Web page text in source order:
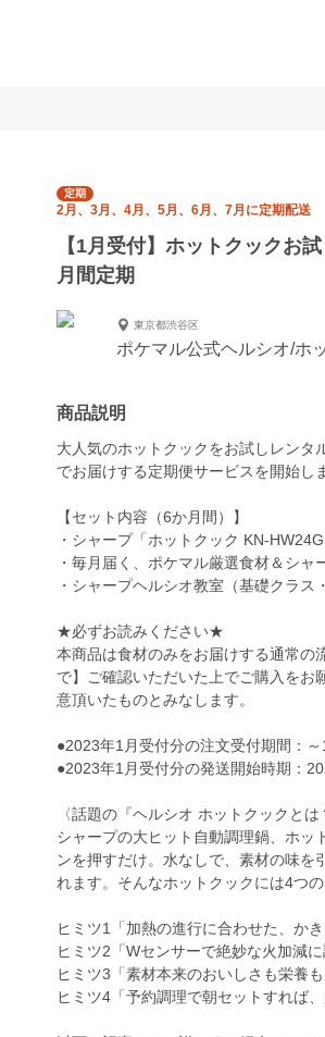
定期
2月、3月、4月、5月、6月、7月に定期配送
【1月受付】ホットクックお
月間定期
東京都渋谷区
ポケマル公式ヘルシオ/ホ
商品説明
大人気のホットクックをお試しレンタ
でお届けする定期便サービスを開始し
【セット内容（6か月間）】
・シャープ「ホットクック KN-
・毎月届く、ポケマル厳選食材＆シャ
・シャープヘルシオ教室（基礎クラス
★必ずお読みください★
本商品は食材のみをお届けする通常の
で】ご確認いただいた上でご購入をお
意頂いたものとみなします。
●2023年1月受付分の注文受付期間：
●2023年1月受付分の発送開始時期：
〈話題の『ヘルシオ ホットクックとは
シャープの大ヒット自動調理鍋、ホッ
ンを押すだけ。水なしで、素材の味を
れます。そんなホットクックには4つ
ヒミツ1「加熱の進行に合わせた、かき
ヒミツ2「Wセンサーで絶妙な火加減に
ヒミツ3「素材本来のおいしさも栄養
ヒミツ4「予約調理で朝セットすれば